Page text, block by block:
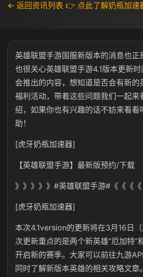
← 返回资讯列表 👉 点此了解奶瓶加速
英雄联盟手游国服新版本的消息也正
也很关心英雄联盟手游4.1版本更新
会推出的内容，想知道是否会有新的
福利活动，带着这些问题我们一起来
绍，如果你也有兴趣的话不妨来看看
助！
[虎牙奶瓶加速器]
【英雄联盟手游】最新版预约/下载
》》》》》#英雄联盟手游#《《《
[虎牙奶瓶加速器]
本次4.1version的更新将在3月16日
次更新重点的是两个新英雄“厄加特”
开启新的赛季。大家可以前往九游
同时了解新版本英雄的相关攻略文章。